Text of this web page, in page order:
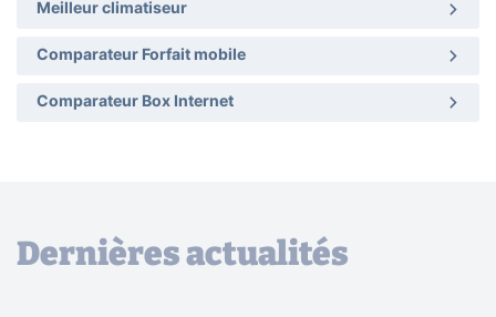
Meilleur climatiseur
Comparateur Forfait mobile
Comparateur Box Internet
Dernières actualités